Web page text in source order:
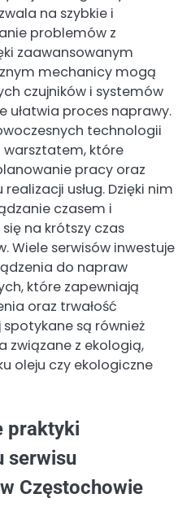
na szybkie i
problemów z
zaawansowanym
mechanicy mogą
czujników i systemów
ułatwia proces naprawy.
technologii
warsztatem, które
pracy oraz
usług. Dzięki nim
czasem i
na krótszy czas
Wiele serwisów inwestuje
do napraw
które zapewniają
oraz trwałość
są również
związane z ekologią,
oleju czy ekologiczne
praktyki
serwisu
Częstochowie